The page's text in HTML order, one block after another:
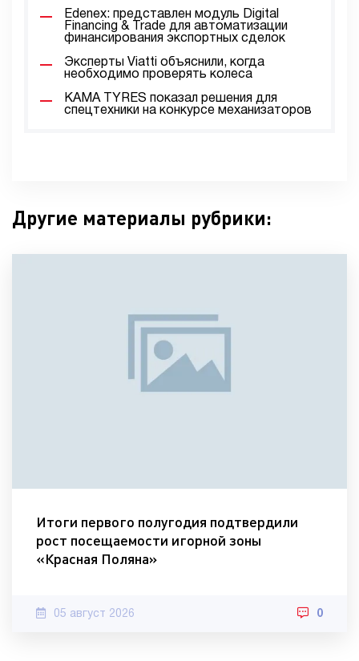
Edenex: представлен модуль Digital
Financing & Trade для автоматизации
финансирования экспортных сделок
Эксперты Viatti объяснили, когда
необходимо проверять колеса
KAMA TYRES показал решения для
спецтехники на конкурсе механизаторов
Другие материалы рубрики:
Итоги первого полугодия подтвердили
рост посещаемости игорной зоны
«Красная Поляна»
05 август 2026 0